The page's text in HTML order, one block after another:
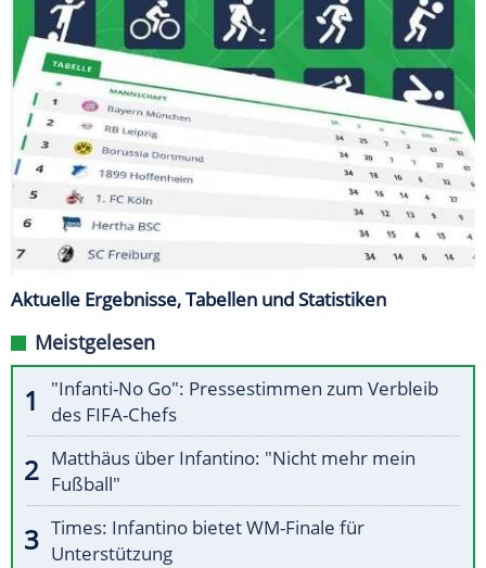
Aktuelle Ergebnisse, Tabellen und Statistiken
Meistgelesen
"Infanti-No Go": Pressestimmen zum Verbleib
des FIFA-Chefs
Matthäus über Infantino: "Nicht mehr mein
Fußball"
Times: Infantino bietet WM-Finale für
Unterstützung